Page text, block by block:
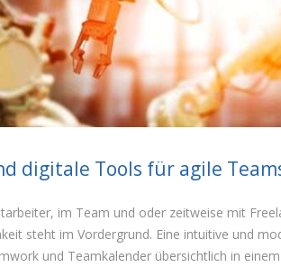
digitale Tools für agile
im Team und oder zeitweise mit
steht im Vordergrund. Eine intuitive und
und Teamkalender übersichtlich in